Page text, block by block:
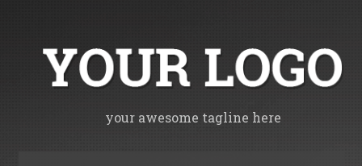
your awesome tagline here